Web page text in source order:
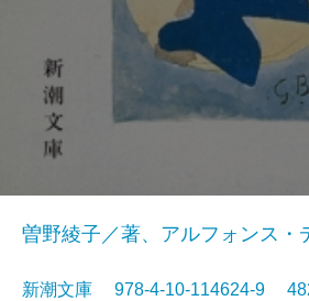
曽野綾子／著、アルフォンス・
新潮文庫 978-4-10-114624-9